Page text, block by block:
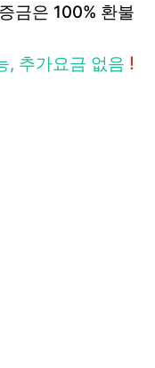
금은 100% 환불
, 추가요금 없음 !